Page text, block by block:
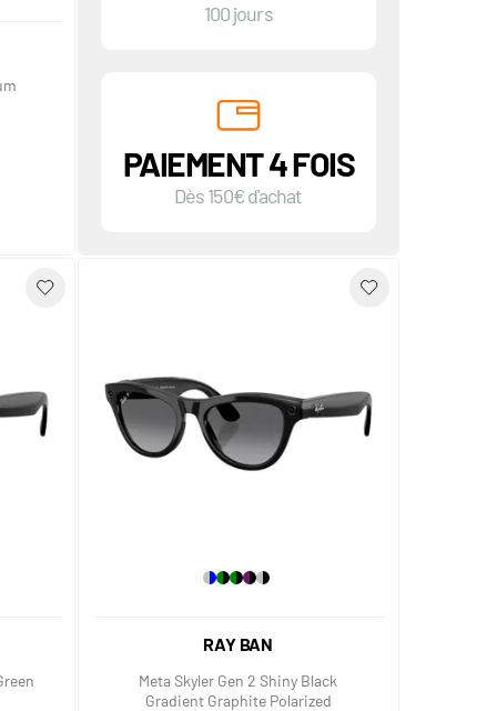
100 jours
PAIEMENT 4 FOIS
Dès 150€ d'achat
RAY BAN
Meta Skyler Gen 2 Shiny Black
Gradient Graphite Polarized